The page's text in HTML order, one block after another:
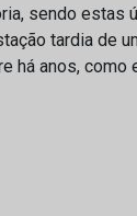
sendo estas
tardia de
há anos, como